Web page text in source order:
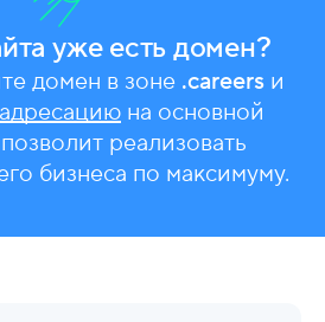
уже есть домен?
домен в зоне .careers и
на основной
реализовать
бизнеса по максимуму.